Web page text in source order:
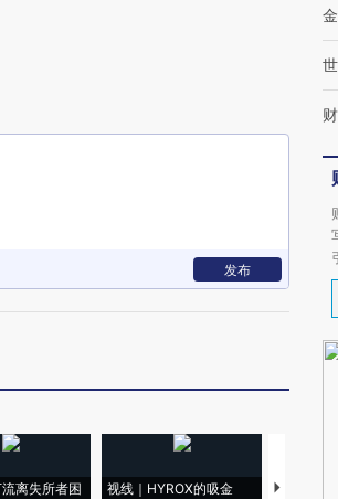
发布
离失所者困
视线｜HYROX的吸金
马航飞行